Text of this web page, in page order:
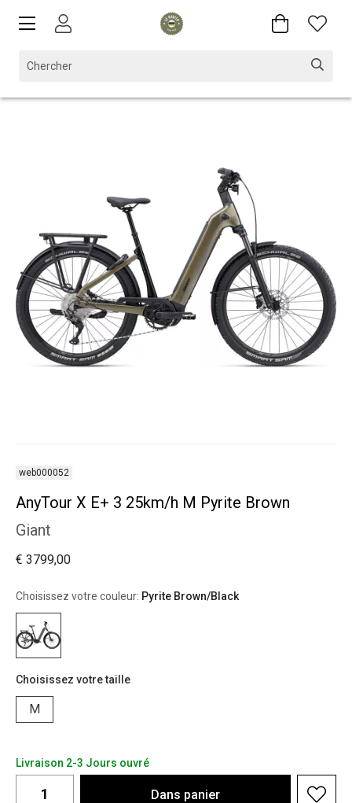
web000052
AnyTour X E+ 3 25km/h M Pyrite Brown
Giant
€ 3799,00
Choisissez votre couleur: Pyrite Brown/Black
Choisissez votre taille
M
Livraison 2-3 Jours ouvré
Dans panier